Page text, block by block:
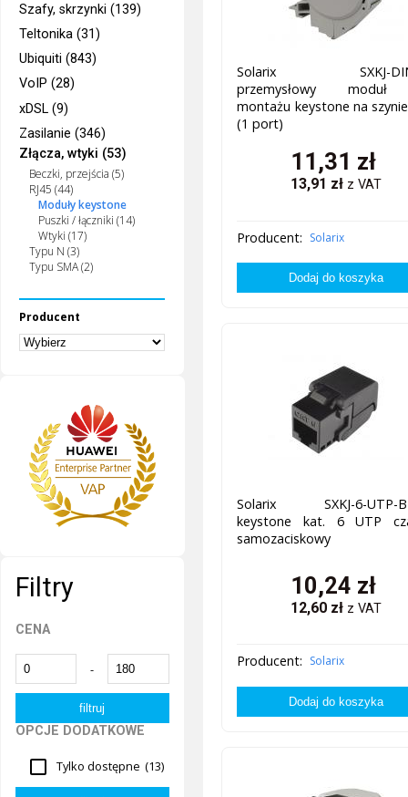
Szafy, skrzynki (139)
Teltonika (31)
Ubiquiti (843)
VoIP (28)
xDSL (9)
Zasilanie (346)
Złącza, wtyki (53)
Beczki, przejścia (5)
RJ45 (44)
Moduły keystone
Puszki / łączniki (14)
Wtyki (17)
Typu N (3)
Typu SMA (2)
Producent
Filtry
CENA
-
OPCJE DODATKOWE
Tylko dostępne (13)
Solarix SXKJ-
przemysłowy
montażu keystone na
(1 port)
11,31 zł
13,91 zł z VAT
Producent: Solarix
Solarix SXKJ-6-UTP-
keystone kat. 6 UTP
samozaciskowy
10,24 zł
12,60 zł z VAT
Producent: Solarix